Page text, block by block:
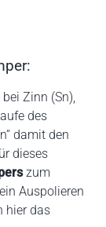
Zinn (Sn),
des
damit den
dieses
zum
Auspolieren
hier das